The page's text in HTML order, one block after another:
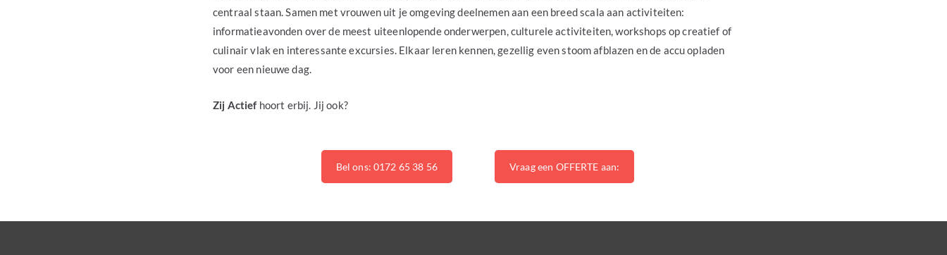
centraal staan. Samen met vrouwen uit je omgeving deelnemen aan een breed scala aan activiteiten:
informatieavonden over de meest uiteenlopende onderwerpen, culturele activiteiten, workshops op creatief of
culinair vlak en interessante excursies. Elkaar leren kennen, gezellig even stoom afblazen en de accu opladen
voor een nieuwe dag.
Zij Actiefhoort erbij. Jij ook?
Bel ons: 0172 65 38 56 Vraag een OFFERTE aan: